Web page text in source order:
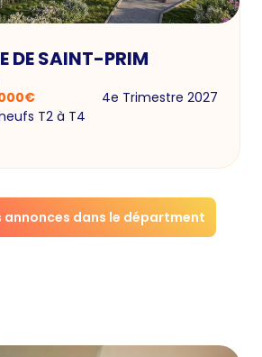
DE SAINT-PRIM
€
4e Trimestre 2027
T2 à T4
dans le départment